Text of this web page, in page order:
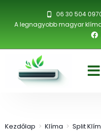
06 30 504
A legnagyobb magyar
Kezdőlap > Klíma > Split